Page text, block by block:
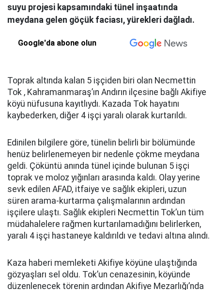
suyu projesi kapsamındaki tünel inşaatında
meydana gelen göçük faciası, yürekleri dağladı.
Google'da abone olun
Toprak altında kalan 5 işçiden biri olan Necmettin
Tok , Kahramanmaraş’ın Andırın ilçesine bağlı Akifiye
köyü nüfusuna kayıtlıydı. Kazada Tok hayatını
kaybederken, diğer 4 işçi yaralı olarak kurtarıldı.
Edinilen bilgilere göre, tünelin belirli bir bölümünde
henüz belirlenemeyen bir nedenle çökme meydana
geldi. Çöküntü anında tünel içinde bulunan 5 işçi
toprak ve moloz yığınları arasında kaldı. Olay yerine
sevk edilen AFAD, itfaiye ve sağlık ekipleri, uzun
süren arama-kurtarma çalışmalarının ardından
işçilere ulaştı. Sağlık ekipleri Necmettin Tok’un tüm
müdahalelere rağmen kurtarılamadığını belirlerken,
yaralı 4 işçi hastaneye kaldırıldı ve tedavi altına alındı.
Kaza haberi memleketi Akifiye köyüne ulaştığında
gözyaşları sel oldu. Tok’un cenazesinin, köyünde
düzenlenecek törenin ardından Akifiye Mezarlığı’nda